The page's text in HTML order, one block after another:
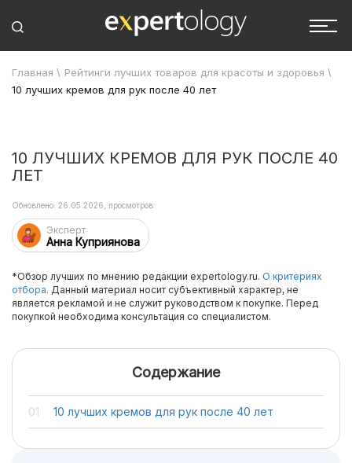
Главная \ Рейтинги лучших товаров для красоты и здоровья \
10 лучших кремов для рук после 40 лет
10 ЛУЧШИХ КРЕМОВ ДЛЯ РУК ПОСЛЕ 40
ЛЕТ
Эксперт
Анна Куприянова
Обновлено: 26.05.2026, просмотров:
*Обзор лучших по мнению редакции expertology.ru. О критериях
отбора. Данный материал носит субъективный характер, не
является рекламой и не служит руководством к покупке. Перед
покупкой необходима консультация со специалистом.
Содержание
10 лучших кремов для рук после 40 лет